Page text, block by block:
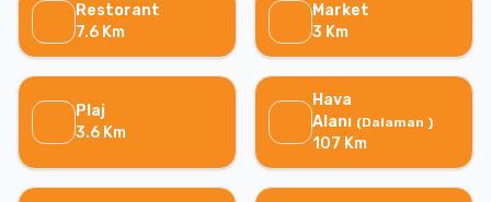
Restorant
7.6 Km
Market
3 Km
Plaj
3.6 Km
Hava
Alanı (Dalaman )
107 Km